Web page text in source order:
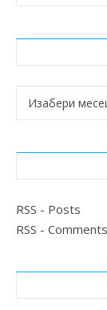
Архиве
RSS - Posts
RSS - Comments